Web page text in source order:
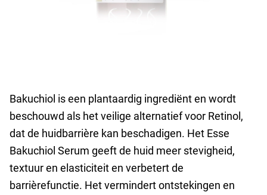
Bakuchiol is een plantaardig ingrediënt en wordt
beschouwd als het veilige alternatief voor Retinol,
dat de huidbarrière kan beschadigen. Het Esse
Bakuchiol Serum geeft de huid meer stevigheid,
textuur en elasticiteit en verbetert de
barrièrefunctie. Het vermindert ontstekingen en